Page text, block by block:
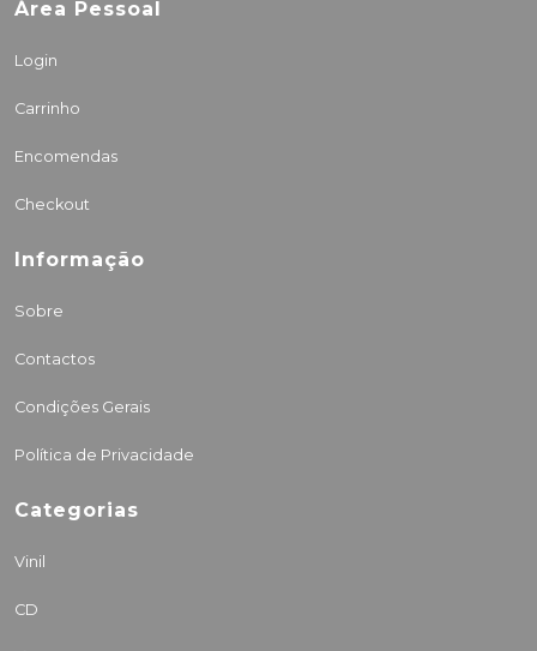
Área Pessoal
Login
Carrinho
Encomendas
Checkout
Informação
Sobre
Contactos
Condições Gerais
Política de Privacidade
Categorias
Vinil
CD